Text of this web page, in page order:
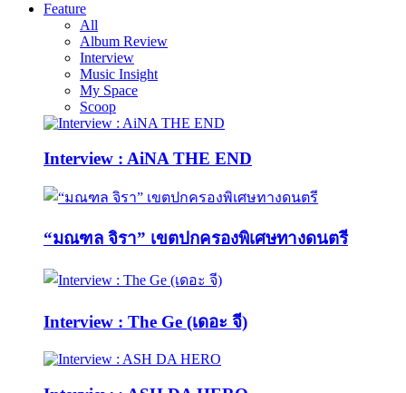
Feature
All
Album Review
Interview
Music Insight
My Space
Scoop
Interview : AiNA THE END
“มณฑล จิรา” เขตปกครองพิเศษทางดนตรี
Interview : The Ge (เดอะ จี)